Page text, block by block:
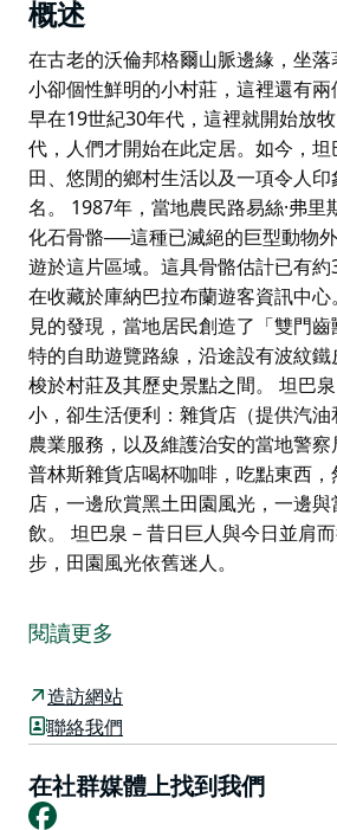
概述
在古老的沃倫邦格爾山脈邊緣，坐
小卻個性鮮明的小村莊，這裡還有兩
早在19世紀30年代，這裡就開始放
代，人們才開始在此定居。如今，
田、悠閒的鄉村生活以及一項令人
名。 1987年，當地農民路易絲·弗里
化石骨骼──這種已滅絕的巨型動物
遊於這片區域。這具骨骼估計已有
在收藏於庫納巴拉布蘭遊客資訊中
見的發現，當地居民創造了「雙門
特的自助遊覽路線，沿途設有波紋
梭於村莊及其歷史景點之間。 坦巴
小，卻生活便利：雜貨店（提供汽油
農業服務，以及維護治安的當地警
普林斯雜貨店喝杯咖啡，吃點東西
店，一邊欣賞黑土田園風光，一邊
飲。 坦巴泉－昔日巨人與今日並肩
步，田園風光依舊迷人。
小卻個性鮮明的小村莊，這裡還有兩
早在19世紀30年代，這裡就開始放牧
代，人們才開始在此定居。如今，坦
田、悠閒的鄉村生活以及一項令人印
名。
1987年，當地農民路易絲·弗里斯發
骨骼──這種已滅絕的巨型動物外形酷
閱讀更多
造訪網站
聯絡我們
在社群媒體上找到我們
Facebook